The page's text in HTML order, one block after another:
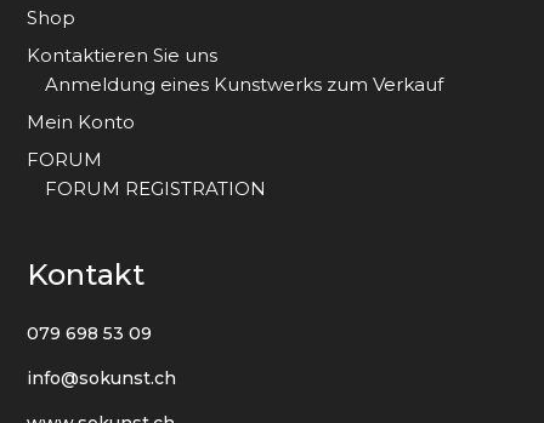
Shop
Kontaktieren Sie uns
Anmeldung eines Kunstwerks zum Verkauf
Mein Konto
FORUM
FORUM REGISTRATION
Kontakt
079 698 53 09
info@sokunst.ch